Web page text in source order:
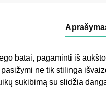
batai, pagaminti iš
ne tik stilinga
sukibimą su slidžia